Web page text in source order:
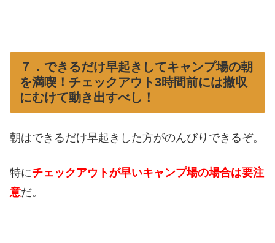
７．できるだけ早起きしてキャンプ場の朝
を満喫！チェックアウト3時間前には撤収
にむけて動き出すべし！
朝はできるだけ早起きした方がのんびりできるぞ。
特にチェックアウトが早いキャンプ場の場合は要注
意だ。